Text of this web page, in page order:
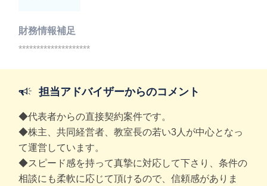
財務情報補足
********************
担当アドバイザーからのコメント
◆代表者からの直接契約案件です。
◆株主、共同経営者、教室長の若い3人が中心となっ
て運営しています。
◆スピード感を持って真摯に対応して下さり、条件の
相談にも柔軟に応じて頂けるので、信頼感がありま